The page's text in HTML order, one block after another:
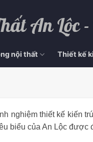
An Lộc
nội thất Thiết kế
nghiệm thiết kế kiến
biểu của An Lộc